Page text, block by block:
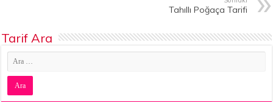
Tahıllı Poğaça Tarifi
Tarif Ara